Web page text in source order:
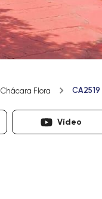
Chácara Flora CA2519
Vídeo